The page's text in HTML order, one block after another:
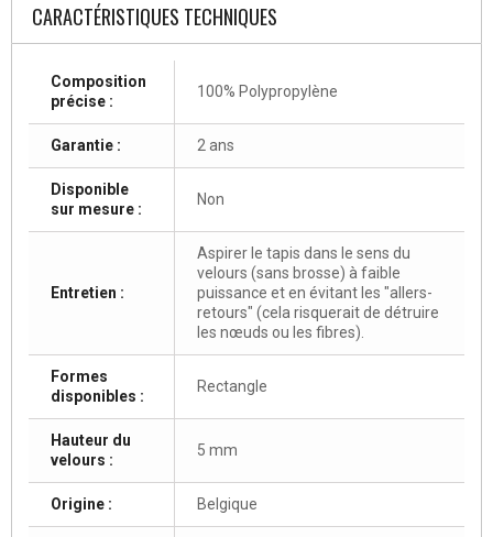
CARACTÉRISTIQUES TECHNIQUES
Composition
précise :
100% Polypropylène
Garantie : 2 ans
Disponible
sur mesure :
Non
Entretien :
Aspirer le tapis dans le sens du
velours (sans brosse) à faible
puissance et en évitant les "allers-
retours" (cela risquerait de détruire
les nœuds ou les fibres).
Formes
disponibles :
Rectangle
Hauteur du
velours :
5 mm
Origine : Belgique